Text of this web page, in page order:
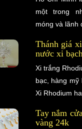
một trong
móng và lãnh
Thánh giá
nước xi
Xi trắng
bạc, hàng mỹ
Xi Rhodium
Tay nắm
vàng 24k